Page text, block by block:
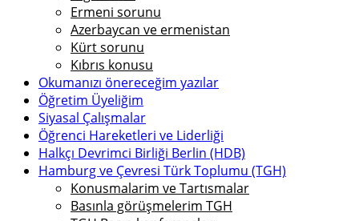
Ermeni sorunu
Azerbaycan ve ermenistan
Kürt sorunu
Kıbrıs konusu
Okumanızı önereceğim yazılar
Öğretim Üyeliğim
Siyasal Çalışmalar
Öğrenci Hareketleri ve Liderliği
Halkçı Devrimci Birliği Berlin (HDB)
Hamburg ve Çevresi Türk Toplumu (TGH)
Konusmalarim ve Tartısmalar
Basınla görüşmelerim TGH